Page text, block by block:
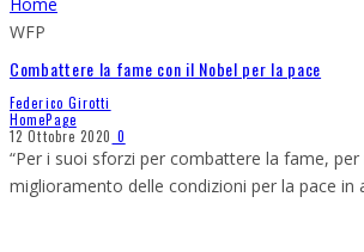
WFP
Combattere la fame con il Nobel per la pace
Federico Girotti
HomePage
12 Ottobre 2020 0
“Per i suoi sforzi per combattere la fame,
miglioramento delle condizioni per la pace in